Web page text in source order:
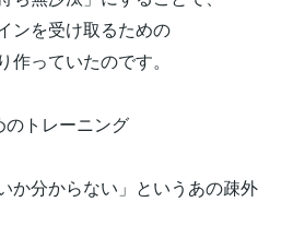
ンを受け取るための
作っていたのです。
のトレーニング
か分からない」というあの疎外